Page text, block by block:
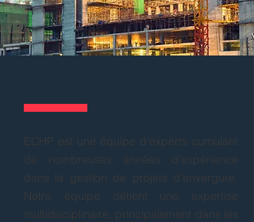
ECHP est une équipe d'experts
cumulant
de nombreuses années d'expérience
dans la gestion de projets d'envergure.
Notre équipe détient une expertise
multidisciplinaire
, principalement dans les